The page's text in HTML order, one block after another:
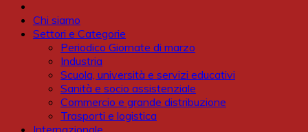
Chi siamo
Settori e Categorie
Periodico Giornate di marzo
Industria
Scuola, università e servizi educativi
Sanità e socio assistenziale
Commercio e grande distribuzione
Trasporti e logistica
Internazionale